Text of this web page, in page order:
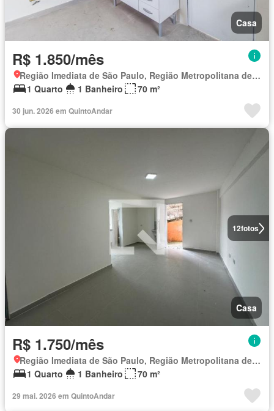
Casa
R$ 1.850/mês
Região Imediata de São Paulo, Região Metropolitana de São Paulo
1 Quarto
1 Banheiro 70 m²
30 jun. 2026 em QuintoAndar
12fotos
Casa
R$ 1.750/mês
Região Imediata de São Paulo, Região Metropolitana de São Paulo
1 Quarto
1 Banheiro 70 m²
29 mai. 2026 em QuintoAndar